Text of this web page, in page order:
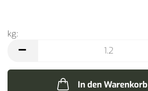
kg:
In den Warenkorb